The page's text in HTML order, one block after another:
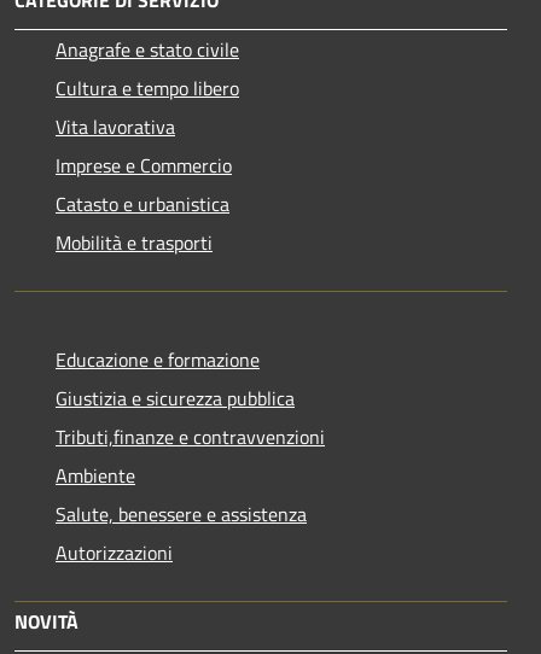
Anagrafe e stato civile
Cultura e tempo libero
Vita lavorativa
Imprese e Commercio
Catasto e urbanistica
Mobilità e trasporti
Educazione e formazione
Giustizia e sicurezza pubblica
Tributi,finanze e contravvenzioni
Ambiente
Salute, benessere e assistenza
Autorizzazioni
NOVITÀ